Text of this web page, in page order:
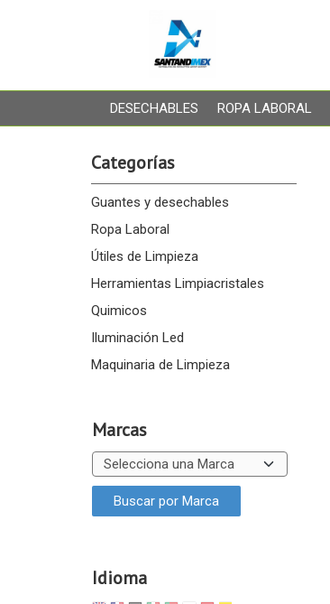
DESECHABLES ROPA LABORAL
Categorías
Guantes y desechables
Ropa Laboral
Útiles de Limpieza
Herramientas Limpiacristales
Quimicos
Iluminación Led
Maquinaria de Limpieza
Marcas
Idioma